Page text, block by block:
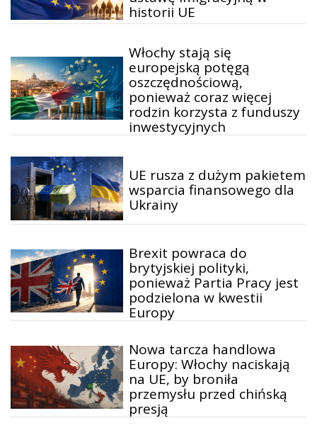
historii UE
Włochy stają się
europejską potęgą
oszczędnościową,
ponieważ coraz więcej
rodzin korzysta z funduszy
inwestycyjnych
UE rusza z dużym pakietem
wsparcia finansowego dla
Ukrainy
Brexit powraca do
brytyjskiej polityki,
ponieważ Partia Pracy jest
podzielona w kwestii
Europy
Nowa tarcza handlowa
Europy: Włochy naciskają
na UE, by broniła
przemysłu przed chińską
presją